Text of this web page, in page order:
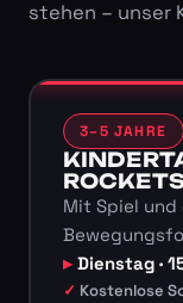
stehen – unser
3–5 JAHRE
Mit Spiel und
Dienstag ·
Kostenlose